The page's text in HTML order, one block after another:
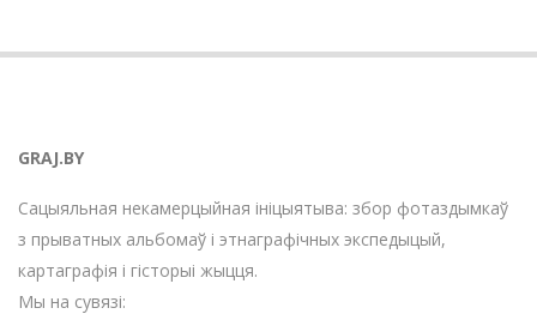
GRAJ.BY
Сацыяльная некамерцыйная ініцыятыва: збор фотаздымкаў
з прыватных альбомаў і этнаграфічных экспедыцый,
картаграфія і гісторыі жыцця.
Мы на сувязі: